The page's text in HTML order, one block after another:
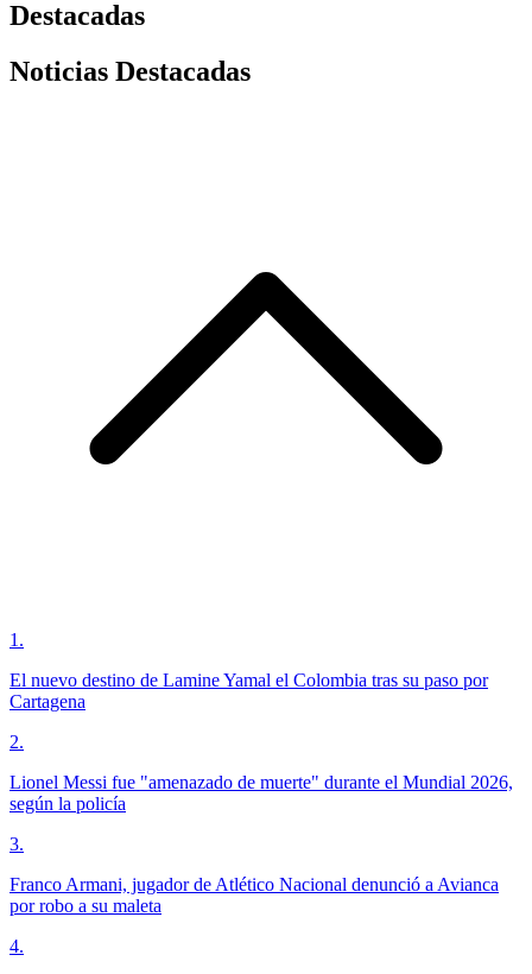
Destacadas
Noticias Destacadas
1 .
El nuevo destino de Lamine Yamal el Colombia tras su paso por
Cartagena
2.
Lionel Messi fue "amenazado de muerte" durante el Mundial 2026,
según la policía
3.
Franco Armani, jugador de Atlético Nacional denunció a Avianca
por robo a su maleta
4.